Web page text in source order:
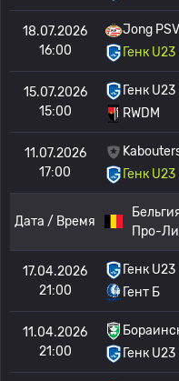
18.07.2026
16:00
Jong PSV
Генк U23
15.07.2026
15:00
Генк U23
RWDM
11.07.2026
17:00
Генк U23
Дата / Время
Про-
17.04.2026
21:00
Генк U23
Гент Б
11.04.2026
21:00
Генк U23